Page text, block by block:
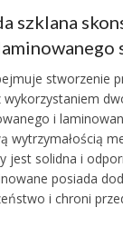
szklana
stworzenie
wykorzystaniem
i
wytrzymałością
jest solidna i
posiada
i chroni